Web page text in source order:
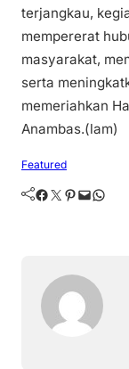
terjangkau,
mempererat
masyarakat,
serta
memeriahkan
Anambas.(lam)
Featured
Facebook Twitter Pinterest Mail WhatsApp